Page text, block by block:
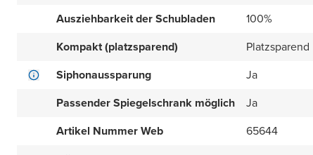
Ausziehbarkeit der Schubladen
100%
Kompakt (platzsparend)
Platzsparend
Siphonaussparung
Ja
Passender Spiegelschrank möglich
Ja
Artikel Nummer Web
65644